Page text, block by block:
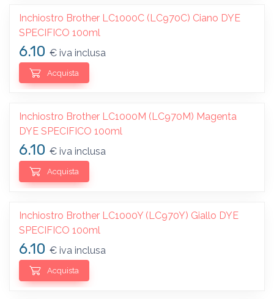
Inchiostro Brother LC1000C (LC970C) Ciano DYE
SPECIFICO 100ml
6.10 € iva inclusa
Acquista
Inchiostro Brother LC1000M (LC970M) Magenta
DYE SPECIFICO 100ml
6.10 € iva inclusa
Acquista
Inchiostro Brother LC1000Y (LC970Y) Giallo DYE
SPECIFICO 100ml
6.10 € iva inclusa
Acquista